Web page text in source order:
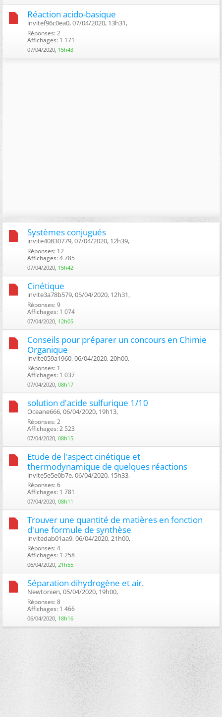
Réaction acido-basique
invitef96c0ea0, 07/04/2020, 13h31, ‎
Réponses: 2
Affichages: 1 171
07/04/2020, 15h43
Systèmes conjugués
invite40830779, 07/04/2020, 12h39, ‎
Réponses: 12
Affichages: 4 785
07/04/2020, 15h42
Cinétique
invite3a78b579, 05/04/2020, 12h31, ‎
Réponses: 9
Affichages: 1 074
07/04/2020, 12h05
Conseils pour préparer un concours en Chimie
Organique
invite059a1960, 06/04/2020, 20h00, ‎
Réponses: 1
Affichages: 1 037
07/04/2020, 08h17
solution d'acide sulfurique 1/10
Oceane666, 06/04/2020, 19h13, ‎
Réponses: 2
Affichages: 2 523
07/04/2020, 08h15
Etude de l'aspect cinétique et
thermodynamique de quelques réactions
invite5e5e0b7e, 06/04/2020, 15h33, ‎
Réponses: 6
Affichages: 1 781
07/04/2020, 08h11
Trouver une quantité de matières en fonction
d'une formule de synthèse
invitedab01aa9, 06/04/2020, 21h00, ‎
Réponses: 4
Affichages: 1 258
06/04/2020, 21h55
Séparation dihydrogène et air.
Newtonien, 05/04/2020, 19h00, ‎
Réponses: 8
Affichages: 1 466
06/04/2020, 18h16